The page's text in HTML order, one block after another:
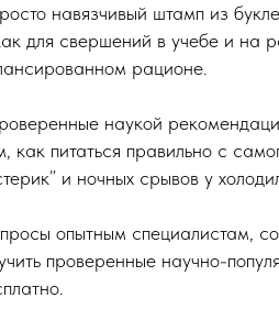
навязчивый штамп из
для свершений в учебе и на
рационе.
наукой
питаться правильно с
и ночных срывов у
опытным специалистам,
проверенные научно-